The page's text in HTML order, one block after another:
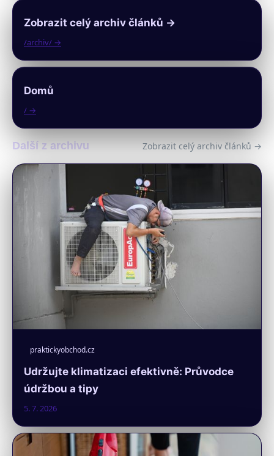
Zobrazit celý archiv článků →
/archiv/ →
Domů
/ →
Další z archivu Zobrazit celý archiv článků →
praktickyobchod.cz
Udržujte klimatizaci efektivně: Průvodce
údržbou a tipy
5. 7. 2026